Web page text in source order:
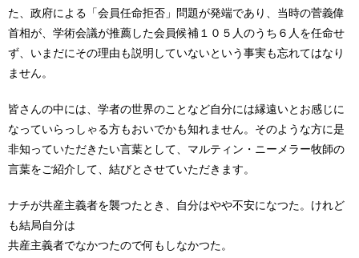
た、政府による「会員任命拒否」問題が発端であり、当時の菅義偉
首相が、学術会議が推薦した会員候補１０５人のうち６人を任命せ
ず、いまだにその理由も説明していないという事実も忘れてはなり
ません。
皆さんの中には、学者の世界のことなど自分には縁遠いとお感じに
なっていらっしゃる方もおいでかも知れません。そのような方に是
非知っていただきたい言葉として、マルティン・ニーメラー牧師の
言葉をご紹介して、結びとさせていただきます。
ナチが共産主義者を襲つたとき、自分はやや不安になつた。けれど
も結局自分は
共産主義者でなかつたので何もしなかつた。